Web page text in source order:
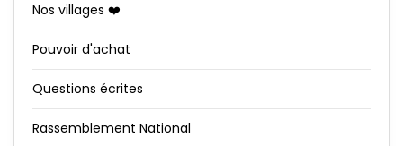
Nos villages ❤️
Pouvoir d'achat
Questions écrites
Rassemblement National